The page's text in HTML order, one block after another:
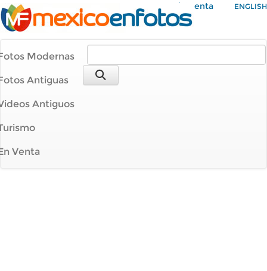
Mi Cuenta ENGLISH
Modernas
Antiguas
Antiguos
Venta